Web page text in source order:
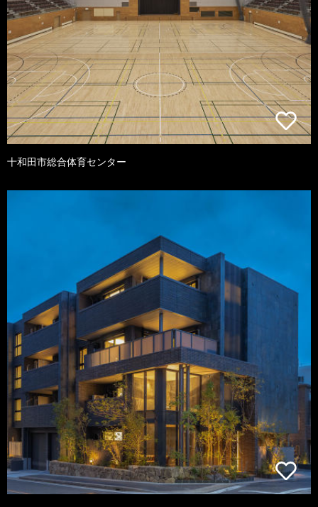
十和田市総合体育センター